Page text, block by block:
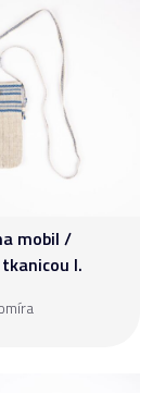
mobil /
I.